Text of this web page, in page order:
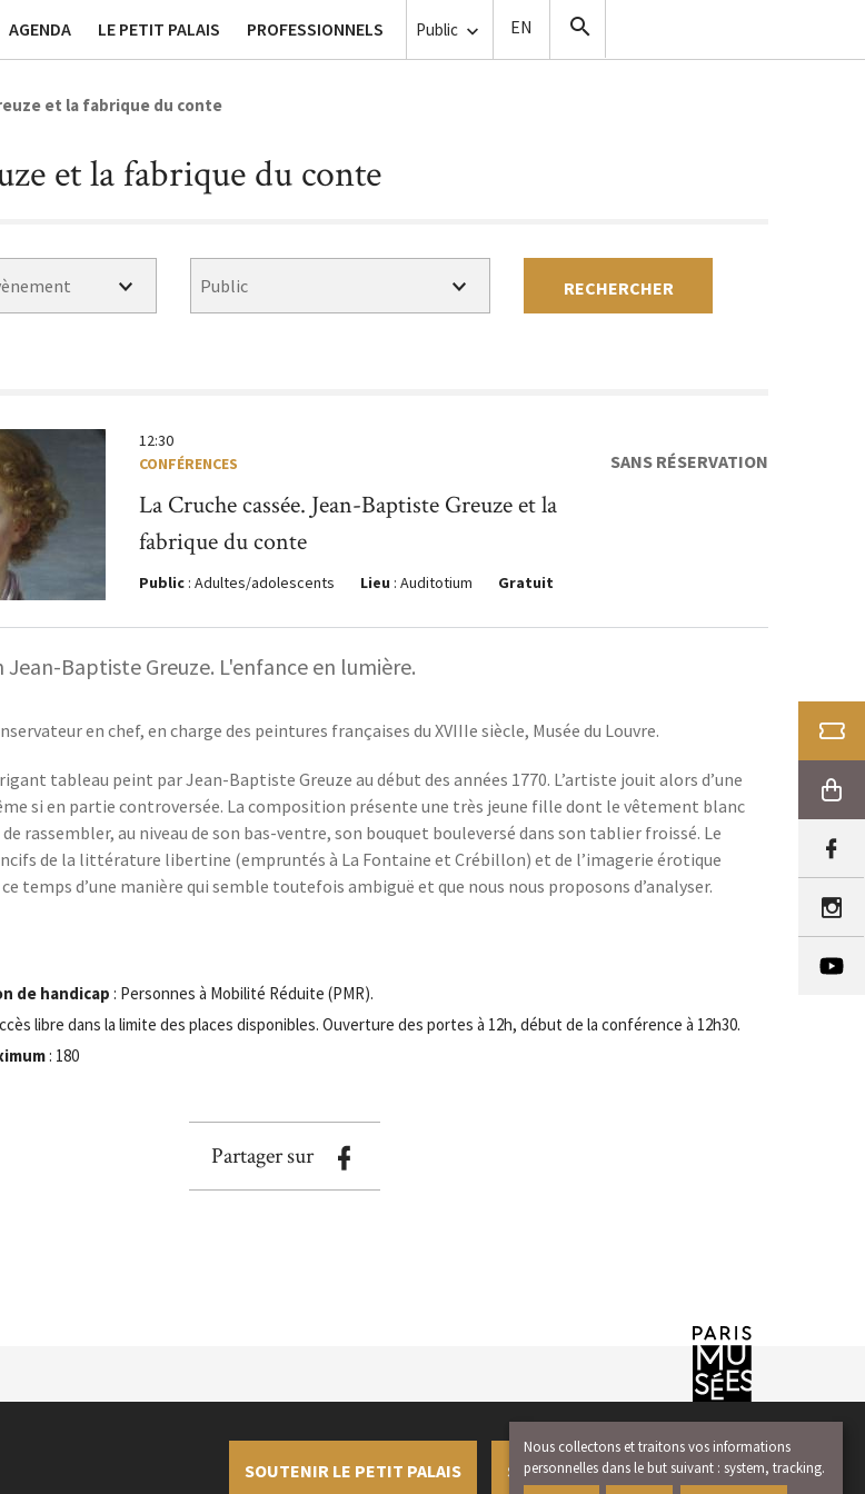
Nous collectons et traitons vos informations
personnelles dans le but suivant : system, tracking.
AGENDA LE PETIT PALAIS
Contact générique PROFESSIONNELS
Tournage et Prise de vue
Public
Copistes
et la fabrique du conte
et la fabrique du conte
RECHERCHER
SANS RÉSERVATION
12:30
CONFÉRENCES
La Cruche cassée. Jean-Baptiste Greuze et la
fabrique du conte
Public : Adultes/adolescents Lieu : Auditotium Gratuit
Baptiste Greuze. L'enfance en lumière.
en chef, en charge des peintures françaises du XVIIIe siècle, Musée du Louvre.
tableau peint par Jean-Baptiste Greuze au début des années 1770. L’artiste jouit alors d’une
si en partie controversée. La composition présente une très jeune fille dont le vêtement blanc
rassembler, au niveau de son bas-ventre, son bouquet bouleversé dans son tablier froissé. Le
de la littérature libertine (empruntés à La Fontaine et Crébillon) et de l’imagerie érotique
temps d’une manière qui semble toutefois ambiguë et que nous nous proposons d’analyser.
de handicap : Personnes à Mobilité Réduite (PMR).
libre dans la limite des places disponibles. Ouverture des portes à 12h, début de la conférence à 12h30.
: 180
Partager sur
SOUTENIR LE PETIT PALAIS S'INSCRIRE À LA NEWSLETTER